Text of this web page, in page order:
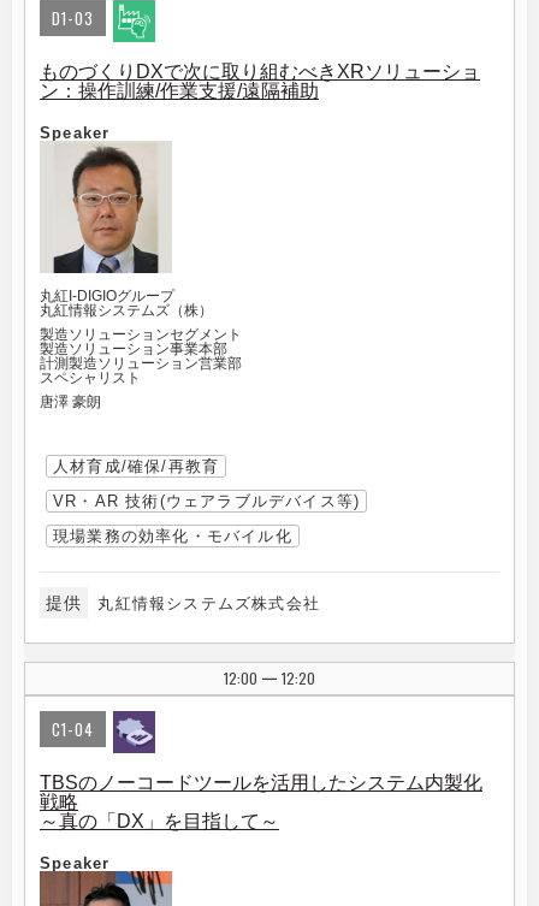
D1-03
ものづくりDXで次に取り組むべきXRソリューショ
ン：操作訓練/作業支援/遠隔補助
Speaker
丸紅I-DIGIOグループ
丸紅情報システムズ（株）
製造ソリューションセグメント
製造ソリューション事業本部
計測製造ソリューション営業部
スペシャリスト
唐澤 豪朗
人材育成/確保/再教育
VR・AR 技術(ウェアラブルデバイス等)
現場業務の効率化・モバイル化
提供 丸紅情報システムズ株式会社
12:00 | 12:20
C1-04
TBSのノーコードツールを活用したシステム内製化
戦略
～真の「DX」を目指して～
Speaker